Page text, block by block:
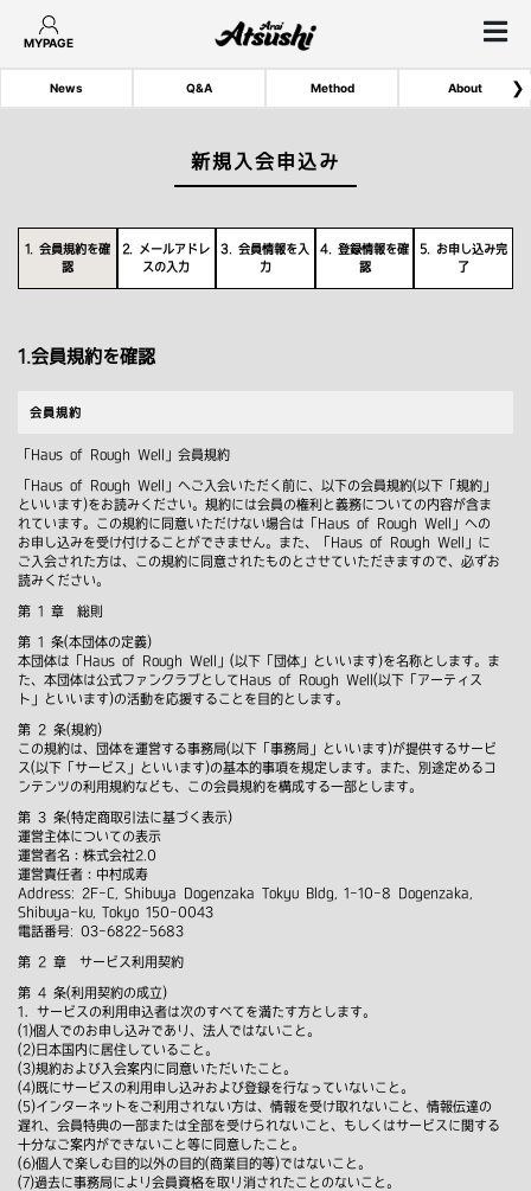
MYPAGE
News Q&A Method About ❯
新規入会申込み
1. 会員規約を確
認
2. メールアドレ
スの入力
3. 会員情報を入
力
4. 登録情報を確
認
5. お申し込み完
了
1.会員規約を確認
会員規約
「Haus of Rough Well」会員規約
「Haus of Rough Well」へご入会いただく前に、以下の会員規約(以下「規約」
といいます)をお読みください。規約には会員の権利と義務についての内容が含ま
れています。この規約に同意いただけない場合は「Haus of Rough Well」への
お申し込みを受け付けることができません。また、「Haus of Rough Well」に
ご入会された方は、この規約に同意されたものとさせていただきますので、必ずお
読みください。
第 1 章 総則
第 1 条(本団体の定義)
本団体は「Haus of Rough Well」(以下「団体」といいます)を名称とします。ま
た、本団体は公式ファンクラブとしてHaus of Rough Well(以下「アーティス
ト」といいます)の活動を応援することを目的とします。
第 2 条(規約)
この規約は、団体を運営する事務局(以下「事務局」といいます)が提供するサービ
ス(以下「サービス」といいます)の基本的事項を規定します。また、別途定めるコ
ンテンツの利用規約なども、この会員規約を構成する一部とします。
第 3 条(特定商取引法に基づく表示)
運営主体についての表示
運営者名：株式会社2.0
運営責任者：中村成寿
Address: 2F-C, Shibuya Dogenzaka Tokyu Bldg, 1-10-8 Dogenzaka,
Shibuya-ku, Tokyo 150-0043
電話番号: 03-6822-5683
第 2 章 サービス利用契約
第 4 条(利用契約の成立)
1．サービスの利用申込者は次のすべてを満たす方とします。
(1)個人でのお申し込みであり、法人ではないこと。
(2)日本国内に居住していること。
(3)規約および入会案内に同意いただいたこと。
(4)既にサービスの利用申し込みおよび登録を行なっていないこと。
(5)インターネットをご利用されない方は、情報を受け取れないこと、情報伝達の
遅れ、会員特典の一部または全部を受けられないこと、もしくはサービスに関する
十分なご案内ができないこと等に同意したこと。
(6)個人で楽しむ目的以外の目的(商業目的等)ではないこと。
(7)過去に事務局により会員資格を取り消されたことのないこと。